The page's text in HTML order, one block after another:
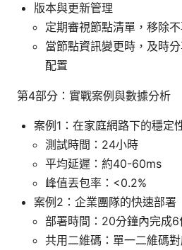
版本與更新管理
定期審視節點清單，移除
當節點資訊變更時，及時
配置
第4部分：實戰案例與數據分析
案例1：在家庭網路下的穩定
測試時間：24小時
平均延遲：約40-60ms
峰值丟包率：<0.2%
案例2：企業團隊的快速部署
部署時間：20分鐘內完成6
共用二維碼：單一二維碼